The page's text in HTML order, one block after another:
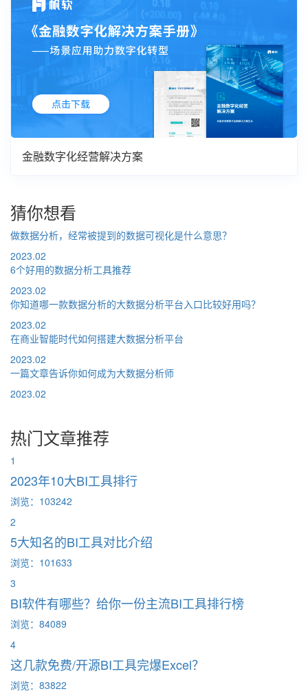
金融数字化经营解决方案
猜你想看
做数据分析，经常被提到的数据可视化是什么意思？
2023.02
6个好用的数据分析工具推荐
2023.02
你知道哪一款数据分析的大数据分析平台入口比较好用吗？
2023.02
在商业智能时代如何搭建大数据分析平台
2023.02
一篇文章告诉你如何成为大数据分析师
2023.02
热门文章推荐
1
2023年10大BI工具排行
浏览：103242
2
5大知名的BI工具对比介绍
浏览：101633
3
BI软件有哪些？给你一份主流BI工具排行榜
浏览：84089
4
这几款免费/开源BI工具完爆Excel？
浏览：83822